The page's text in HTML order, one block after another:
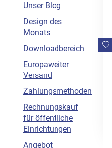
Unser Blog
Design des
Monats
Downloadbereich
Europaweiter
Versand
Zahlungsmethoden
Rechnungskauf
für öffentliche
Einrichtungen
Angebot